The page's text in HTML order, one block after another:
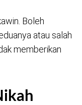
Boleh
atau salah
memberikan